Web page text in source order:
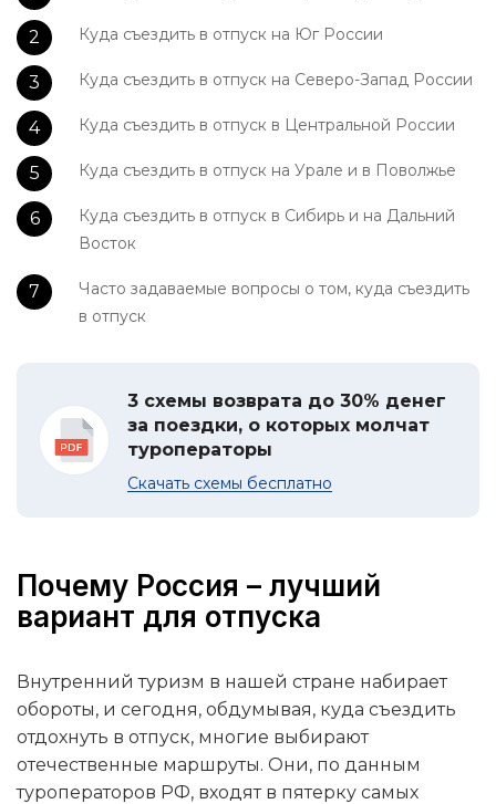
Куда съездить в отпуск на Юг России
Куда съездить в отпуск на Северо-Запад России
Куда съездить в отпуск в Центральной России
Куда съездить в отпуск на Урале и в Поволжье
Куда съездить в отпуск в Сибирь и на Дальний
Восток
Часто задаваемые вопросы о том, куда съездить
в отпуск
3 схемы возврата до 30% денег
за поездки, о которых молчат
туроператоры
Скачать схемы бесплатно
Почему Россия – лучший
вариант для отпуска
Внутренний туризм в нашей стране набирает
обороты, и сегодня, обдумывая, куда съездить
отдохнуть в отпуск, многие выбирают
отечественные маршруты. Они, по данным
туроператоров РФ, входят в пятерку самых